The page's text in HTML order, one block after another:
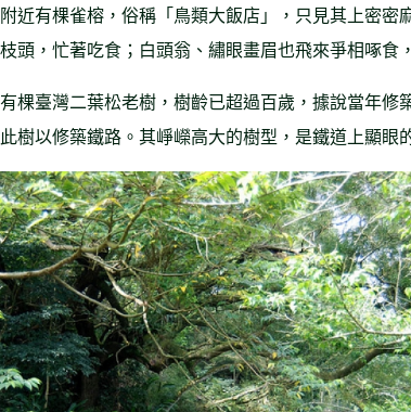
近有棵雀榕，俗稱「鳥類大飯店」，只見其上密密
頭，忙著吃食；白頭翁、繡眼畫眉也飛來爭相啄食
棵臺灣二葉松老樹，樹齡已超過百歲，據說當年修
樹以修築鐵路。其崢嶸高大的樹型，是鐵道上顯眼